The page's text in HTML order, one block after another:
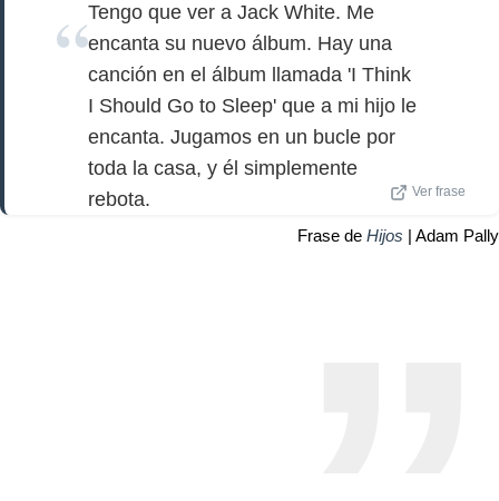
Tengo que ver a Jack White. Me
encanta su nuevo álbum. Hay una
canción en el álbum llamada 'I Think
I Should Go to Sleep' que a mi hijo le
encanta. Jugamos en un bucle por
toda la casa, y él simplemente
rebota.
Ver frase
Frase de Hijos | Adam Pally